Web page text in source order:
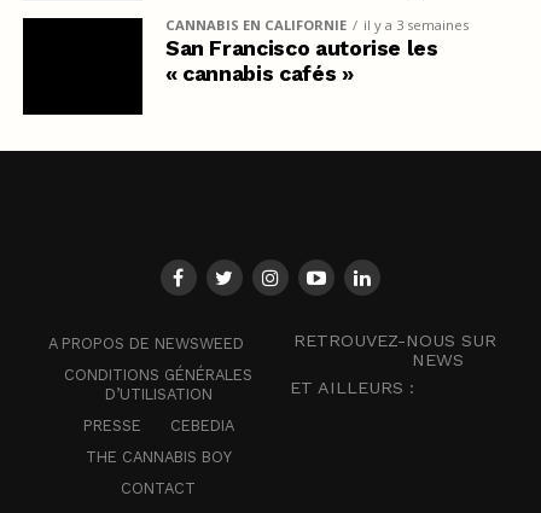
CANNABIS EN CALIFORNIE il y a 3 semaines
San Francisco autorise les
« cannabis cafés »
A PROPOS DE NEWSWEED
CONDITIONS GÉNÉRALES
D’UTILISATION
PRESSE
CEBEDIA
THE CANNABIS BOY
CONTACT
RETROUVEZ-NOUS SUR
NEWS
ET AILLEURS :